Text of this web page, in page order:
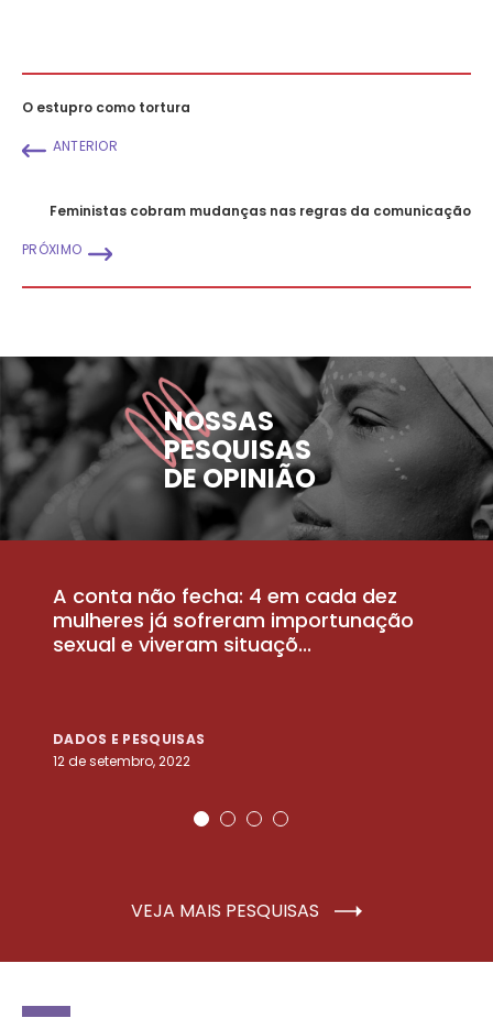
O estupro como tortura
ANTERIOR
Feministas cobram mudanças nas regras da comunicação
PRÓXIMO
NOSSAS
PESQUISAS
DE OPINIÃO
A conta não fecha: 4 em cada dez
mulheres já sofreram importunação
sexual e viveram situaçõ...
DADOS E PESQUISAS
12 de setembro, 2022
VEJA MAIS PESQUISAS